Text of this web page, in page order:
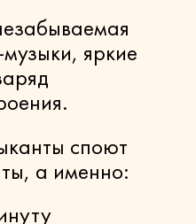
яркие
споют
а именно: